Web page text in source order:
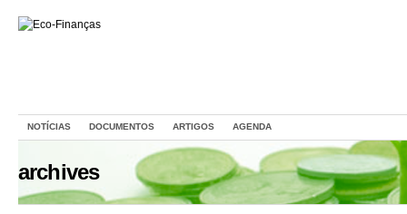
NOTÍCIAS DOCUMENTOS ARTIGOS AGENDA
archives